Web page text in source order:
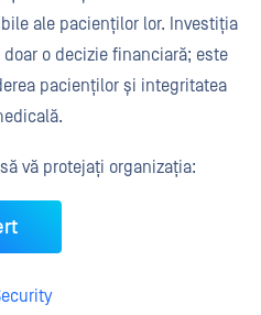
ale pacienților lor. Investiția
o decizie financiară; este
pacienților și integritatea
vă protejați organizația: